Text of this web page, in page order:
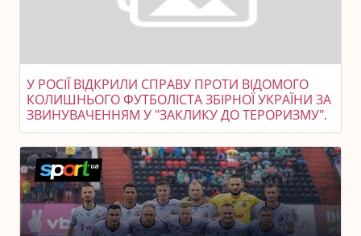
У РОСІЇ ВІДКРИЛИ СПРАВУ ПРОТИ ВІДОМОГО
КОЛИШНЬОГО ФУТБОЛІСТА ЗБІРНОЇ УКРАЇНИ ЗА
ЗВИНУВАЧЕННЯМ У "ЗАКЛИКУ ДО ТЕРОРИЗМУ".